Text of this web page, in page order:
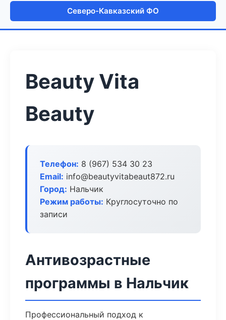
Северо-Кавказский ФО
Beauty Vita
Beauty
Телефон: 8 (967) 534 30 23
Email: info@beautyvitabeaut872.ru
Город: Нальчик
Режим работы: Круглосуточно по
записи
Антивозрастные
программы в Нальчик
Профессиональный подход к